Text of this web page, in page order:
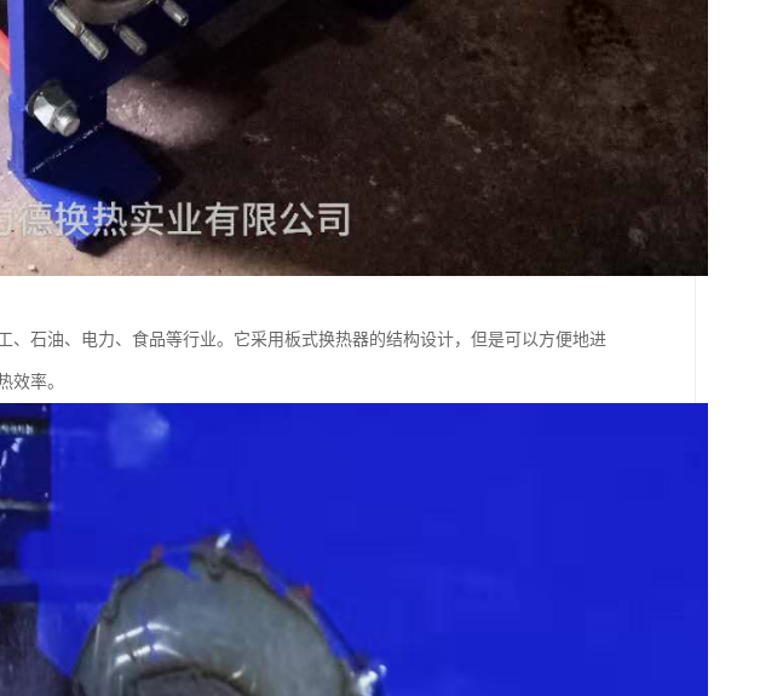
、石油、电力、食品等行业。它采用板式换热器的结构设计，但是可以方便地进
效率。